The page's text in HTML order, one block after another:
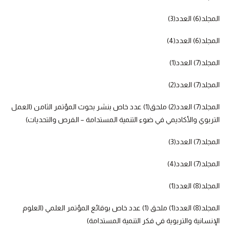
المجلد(6) العدد(3)
المجلد(6) العدد(4)
المجلد(7) العدد(1)
المجلد(7) العدد(2)
المجلد(7) العدد(2) ملحق(1) عدد خاص بنشر بحوث المؤتمر الثامن (العمل
التربوي والأكاديمي في ضوء التنمية المستدامة – الفرص والتحديات)
المجلد(7) العدد(3)
المجلد(7) العدد(4)
المجلد(8) العدد(1)
المجلد(8) العدد(1) ملحق (1) عدد خاص بوقائع المؤتمر العلمي (العلوم
الإنسانية والتربوية في فكر التنمية المستدامة)